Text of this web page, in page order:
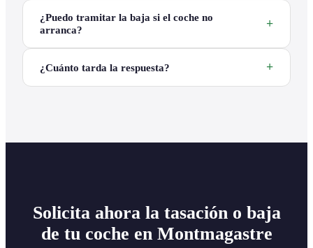
¿Puedo tramitar la baja si el coche no
arranca?
¿Cuánto tarda la respuesta?
Solicita ahora la tasación o baja
de tu coche en Montmagastre